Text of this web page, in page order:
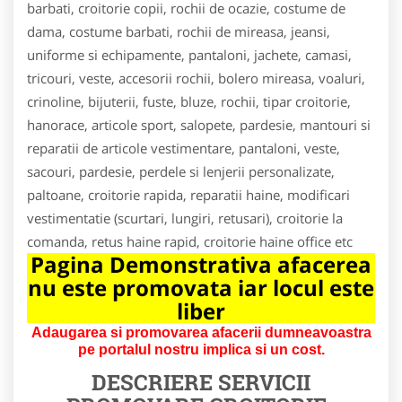
barbati, croitorie copii, rochii de ocazie, costume de
dama, costume barbati, rochii de mireasa, jeansi,
uniforme si echipamente, pantaloni, jachete, camasi,
tricouri, veste, accesorii rochii, bolero mireasa, voaluri,
crinoline, bijuterii, fuste, bluze, rochii, tipar croitorie,
hanorace, articole sport, salopete, pardesie, mantouri si
reparatii de articole vestimentare, pantaloni, veste,
sacouri, pardesie, perdele si lenjerii personalizate,
paltoane, croitorie rapida, reparatii haine, modificari
vestimentatie (scurtari, lungiri, retusari), croitorie la
comanda, retus haine rapid, croitorie haine office etc
Pagina Demonstrativa afacerea
nu este promovata iar locul este
liber
Adaugarea si promovarea afacerii dumneavoastra
pe portalul nostru implica si un cost.
DESCRIERE SERVICII